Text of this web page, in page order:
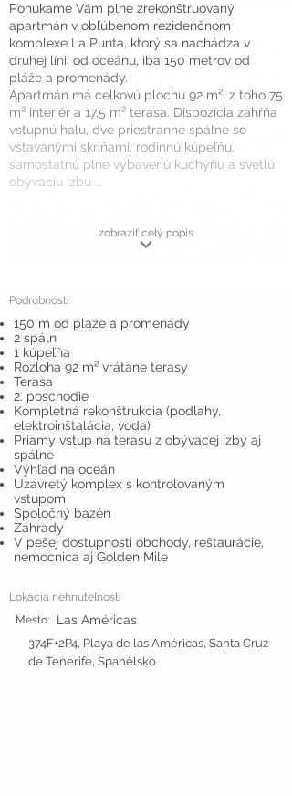
Ponúkame Vám plne zrekonštruovaný
apartmán v obľúbenom rezidenčnom
komplexe La Punta, ktorý sa nachádza v
druhej línii od oceánu, iba 150 metrov od
pláže a promenády.
Apartmán má celkovú plochu 92 m², z toho 75
m² interiér a 17,5 m² terasa. Dispozícia zahŕňa
vstupnú halu, dve priestranné spálne so
vstavanými skriňami, rodinnú kúpeľňu,
samostatnú plne vybavenú kuchyňu a svetlú
obývaciu izbu ...
zobraziť celý popis
Podrobnosti
150 m od pláže a promenády
2 spáln
1 kúpeľňa
Rozloha 92 m² vrátane terasy
Terasa
2. poschodie
Kompletná rekonštrukcia (podlahy,
elektroinštalácia, voda)
Priamy vstup na terasu z obývacej izby aj
spálne
Výhľad na oceán
Uzavretý komplex s kontrolovaným
vstupom
Spoločný bazén
Záhrady
V pešej dostupnosti obchody, reštaurácie,
nemocnica aj Golden Mile
Lokácia nehnuteľnosti
Mesto:
Las Américas
374F+2P4, Playa de las Américas, Santa Cruz
de Tenerife, Španělsko